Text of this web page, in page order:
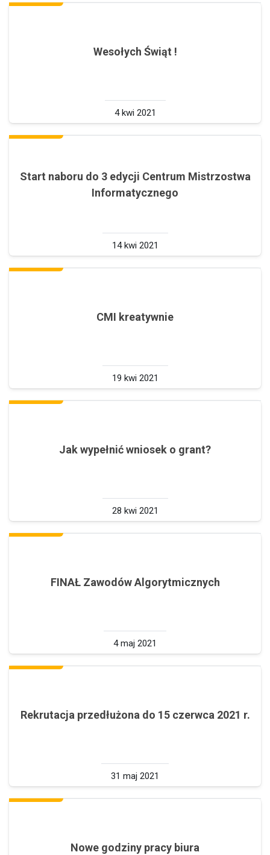
Wesołych Świąt !
4 kwi 2021
Start naboru do 3 edycji Centrum Mistrzostwa
Informatycznego
14 kwi 2021
CMI kreatywnie
19 kwi 2021
Jak wypełnić wniosek o grant?
28 kwi 2021
FINAŁ Zawodów Algorytmicznych
4 maj 2021
Rekrutacja przedłużona do 15 czerwca 2021 r.
31 maj 2021
Nowe godziny pracy biura